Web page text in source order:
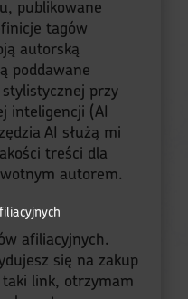
publikowane
tagów
autorską
poddawane
przy
inteligencji (AI
AI służą mi
treści dla
autorem.
afiliacyjnych.
się na zakup
link, otrzymam